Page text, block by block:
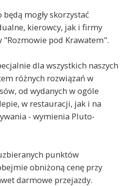
mogły skorzystać
kierowcy, jak i firmy
"Rozmowie pod Krawatem".
dla wszystkich naszych
różnych rozwiązań w
od wydanych w ogóle
w restauracji, jak i na
- wymienia Pluto-
punktów
obniżoną cenę przy
darmowe przejazdy.